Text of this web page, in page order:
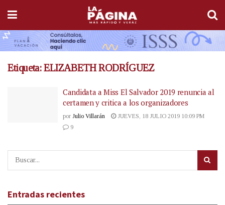
Etiqueta:ELIZABETH RODRÍGUEZ
Candidata a Miss El Salvador 2019 renuncia al
certamen y critica a los organizadores
por Julio Villarán
JUEVES, 18 JULIO 2019 10:09 PM
9
Entradas recientes